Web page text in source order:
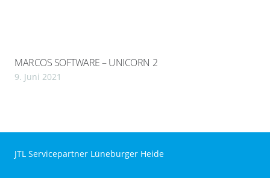
MARCOS SOFTWARE – UNICORN 2
9. Juni 2021
JTL Servicepartner Lüneburger Heide